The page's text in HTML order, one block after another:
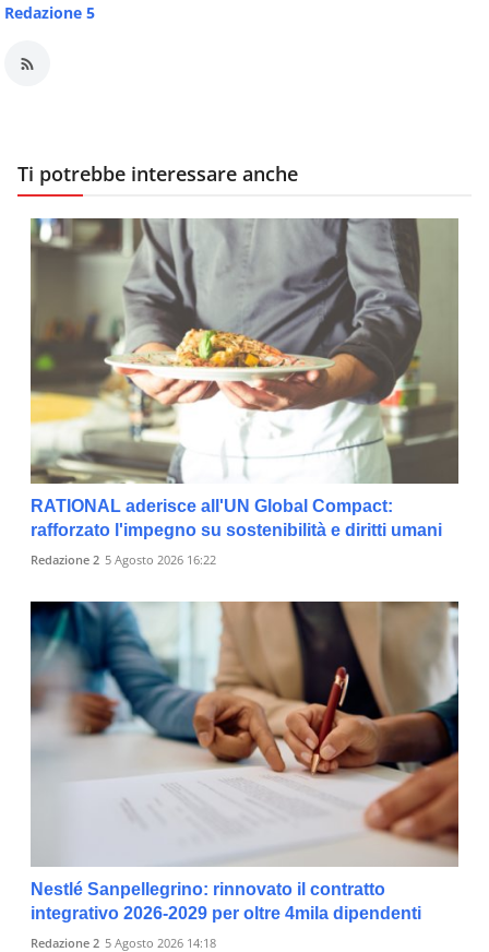
Redazione 5
Ti potrebbe interessare anche
RATIONAL aderisce all'UN Global Compact:
rafforzato l'impegno su sostenibilità e diritti umani
Redazione 2 5 Agosto 2026 16:22
Nestlé Sanpellegrino: rinnovato il contratto
integrativo 2026-2029 per oltre 4mila dipendenti
Redazione 2 5 Agosto 2026 14:18